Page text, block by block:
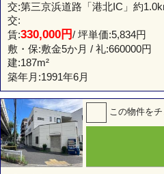
交:第三京浜道路「港北IC」約
交:
賃:330,000円/ 坪単価:5,834円
敷・保:敷金5か月 / 礼:660000円
建:187m²
築年月:1991年6月
この物件を